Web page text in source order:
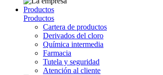
Productos
Productos
Cartera de productos
Derivados del cloro
Química intermedia
Farmacia
Tutela y seguridad
Atención al cliente